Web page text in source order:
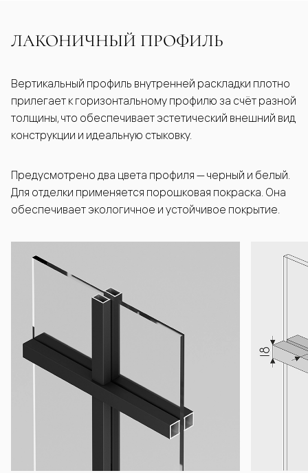
ЛАКОНИЧНЫЙ ПРОФИЛЬ
Вертикальный профиль внутренней раскладки плотно
прилегает к горизонтальному профилю за счёт разной
толщины, что обеспечивает эстетический внешний вид
конструкции и идеальную стыковку.
Предусмотрено два цвета профиля — черный и белый.
Для отделки применяется порошковая покраска. Она
обеспечивает экологичное и устойчивое покрытие.